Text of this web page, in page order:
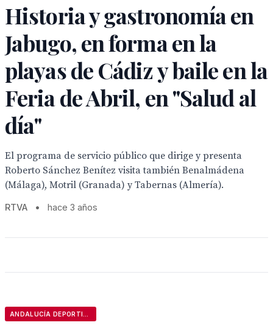
Historia y gastronomía en
Jabugo, en forma en la
playas de Cádiz y baile en la
Feria de Abril, en "Salud al
día"
El programa de servicio público que dirige y presenta
Roberto Sánchez Benítez visita también Benalmádena
(Málaga), Motril (Granada) y Tabernas (Almería).
RTVA • hace 3 años